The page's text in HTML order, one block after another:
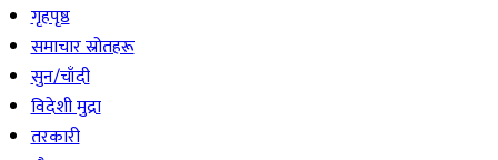
गृहपृष्ठ
समाचार स्रोतहरू
सुन/चाँदी
विदेशी मुद्रा
तरकारी